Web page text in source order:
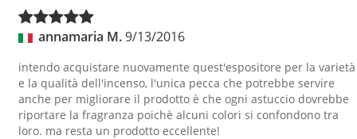
annamaria M.9/13/2016
intendo acquistare nuovamente quest'espositore per la varietà
e la qualità dell'incenso, l'unica pecca che potrebbe servire
anche per migliorare il prodotto è che ogni astuccio dovrebbe
riportare la fragranza poichè alcuni colori si confondono tra
loro. ma resta un prodotto eccellente!